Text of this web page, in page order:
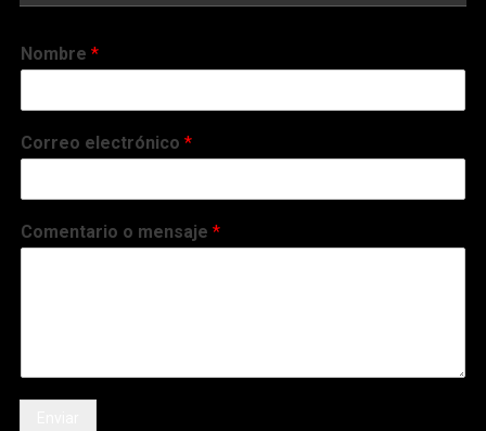
Nombre*
Correo electrónico*
Comentario o mensaje*